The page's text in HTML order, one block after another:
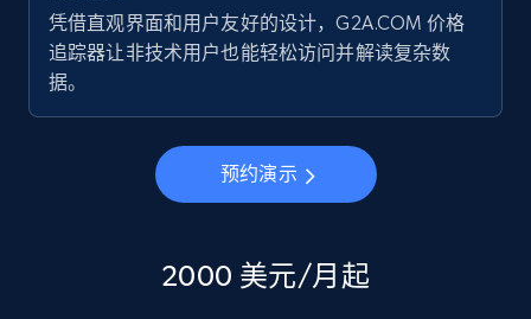
凭借直观界面和用户友好的设计，G2A.COM 价格
追踪器让非技术用户也能轻松访问并解读复杂数
据。
预约演示
2000 美元/月起